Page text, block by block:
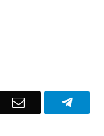
Email